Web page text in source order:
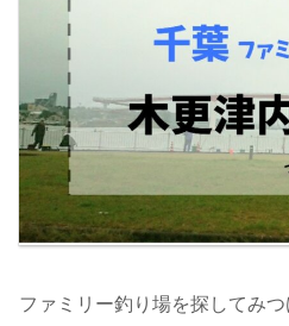
ファミリー釣り場を探してみつ